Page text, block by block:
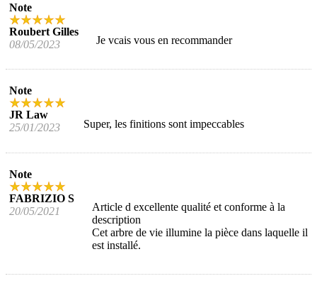
Note
Roubert Gilles
08/05/2023
Je vcais vous en recommander
Note
JR Law
25/01/2023
Super, les finitions sont impeccables
Note
FABRIZIO S
20/05/2021
Article d excellente qualité et conforme à la
description
Cet arbre de vie illumine la pièce dans laquelle il
est installé.